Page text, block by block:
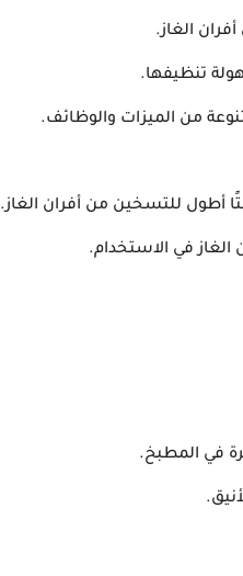
الغاز.
تنظيفها.
من الميزات والوظائف.
أطول للتسخين من أفران الغاز.
الغاز في الاستخدام.
في المطبخ.